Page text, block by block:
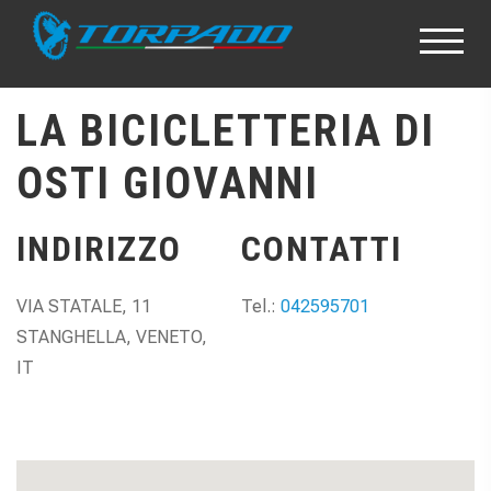
LA BICICLETTERIA DI
OSTI GIOVANNI
INDIRIZZO
VIA STATALE, 11
STANGHELLA, VENETO,
IT
CONTATTI
Tel.: 042595701